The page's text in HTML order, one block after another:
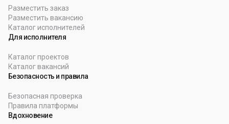
Разместить заказ
Разместить вакансию
Каталог исполнителей
Для исполнителя
Каталог проектов
Каталог вакансий
Безопасность и правила
Безопасная проверка
Правила платформы
Вдохновение